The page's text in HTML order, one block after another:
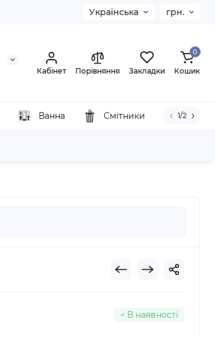
Українська грн.
Кабінет Порівняння Закладки
0
Кошик
Ванна Смітники 1/2
В наявності